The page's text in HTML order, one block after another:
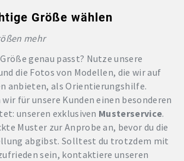
Größe wählen
mehr
genau passt? Nutze unsere
die Fotos von Modellen, die wir auf
anbieten, als Orientierungshilfe.
für unsere Kunden einen besonderen
unseren exklusiven Musterservice.
Muster zur Anprobe an, bevor du die
abgibst. Solltest du trotzdem mit
sein, kontaktiere unseren